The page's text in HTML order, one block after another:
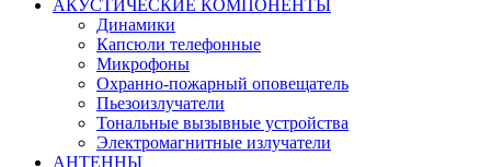
АКУСТИЧЕСКИЕ КОМПОНЕНТЫ
Динамики
Капсюли телефонные
Микрофоны
Охранно-пожарный оповещатель
Пьезоизлучатели
Тональные вызывные устройства
Электромагнитные излучатели
АНТЕННЫ